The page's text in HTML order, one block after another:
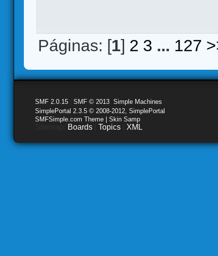
Páginas: [1] 2 3 ... 127
SMF 2.0.15 SMF © 2013 Simple Machines
SimplePortal 2.3.5 © 2008-2012, SimplePortal
SMFSimple.com Theme | Skin Samp
Boards Topics XML